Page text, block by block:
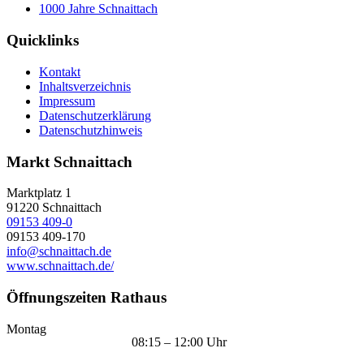
1000 Jahre Schnaittach
Quicklinks
Kontakt
Inhaltsverzeichnis
Impressum
Datenschutzerklärung
Datenschutzhinweis
Markt Schnaittach
Marktplatz 1
91220 Schnaittach
09153 409-0
09153 409-170
info@schnaittach.de
www.schnaittach.de/
Öffnungszeiten Rathaus
Montag
08:15 – 12:00 Uhr